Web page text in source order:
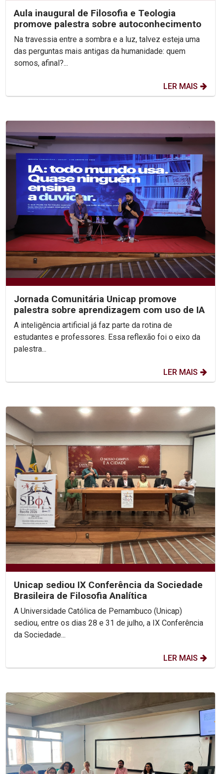
Aula inaugural de Filosofia e Teologia
promove palestra sobre autoconhecimento
Na travessia entre a sombra e a luz, talvez esteja uma
das perguntas mais antigas da humanidade: quem
somos, afinal?...
LER MAIS
Jornada Comunitária Unicap promove
palestra sobre aprendizagem com uso de IA
A inteligência artificial já faz parte da rotina de
estudantes e professores. Essa reflexão foi o eixo da
palestra...
LER MAIS
Unicap sediou IX Conferência da Sociedade
Brasileira de Filosofia Analítica
A Universidade Católica de Pernambuco (Unicap)
sediou, entre os dias 28 e 31 de julho, a IX Conferência
da Sociedade...
LER MAIS